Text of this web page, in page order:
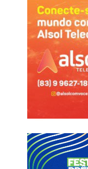
Torres e Josué Alves
salas de aula,
e habilidades
A noção de
estudantes da rede
amadurecimento de
boa comunicação,
pensamento crítico,
equipe.
O incentivo e apoio ao
mostra o compromisso